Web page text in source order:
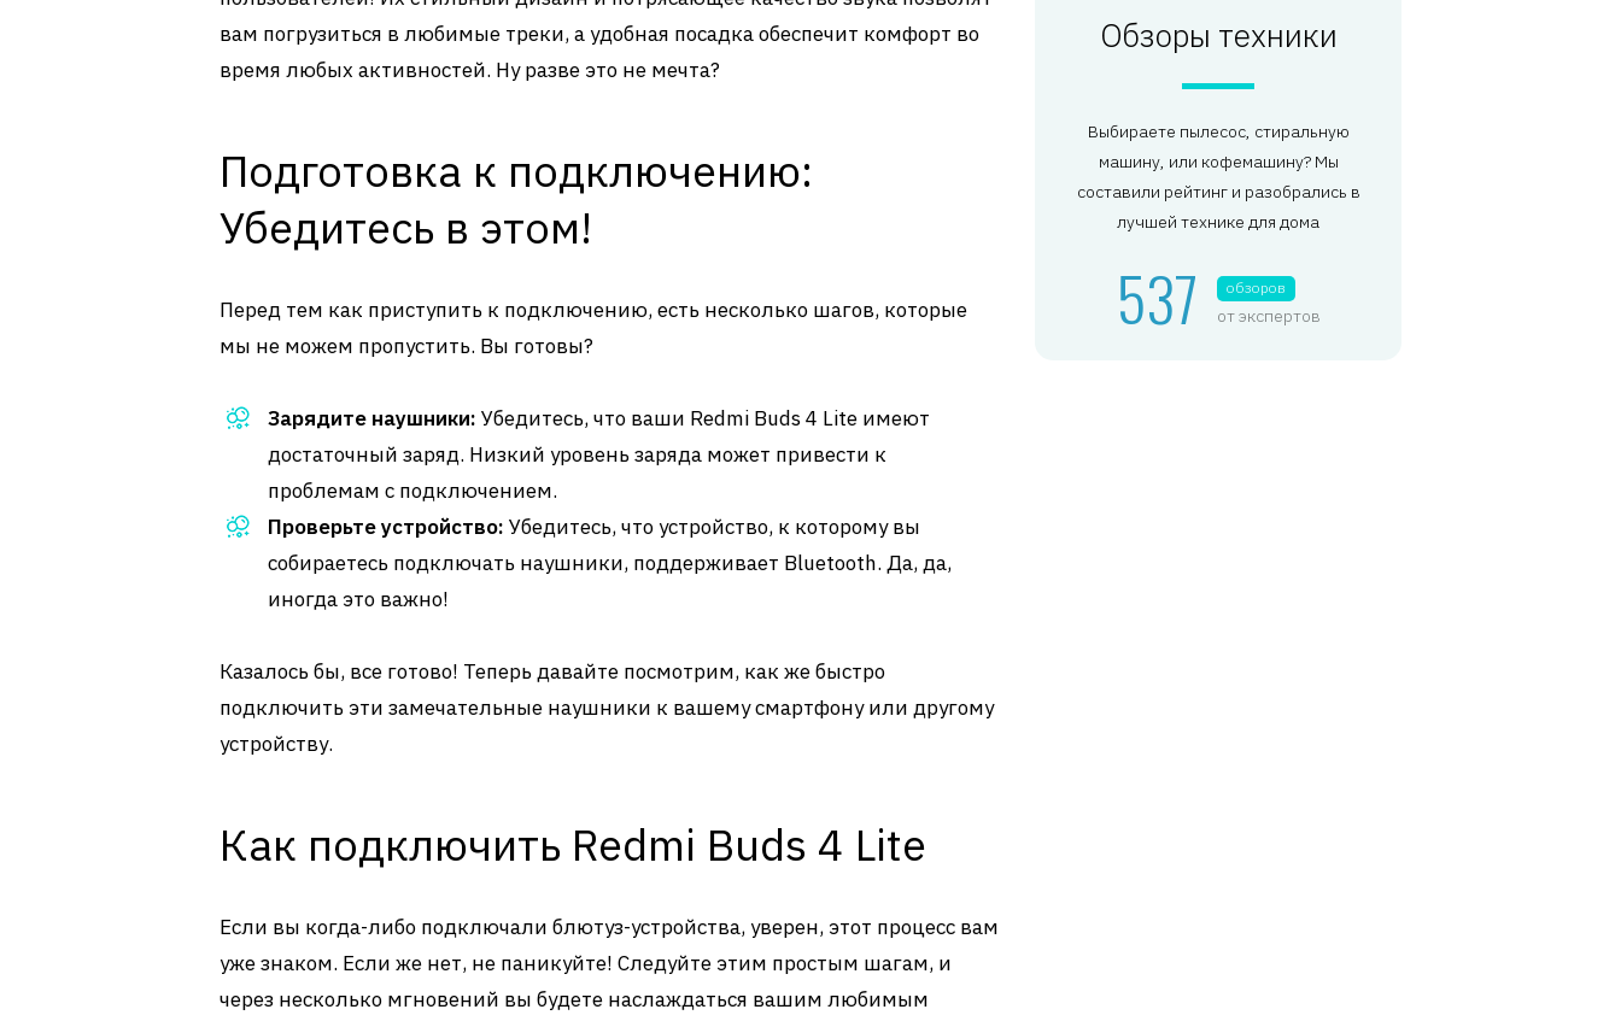
вам погрузиться в любимые треки, а удобная посадка обеспечит комфорт во
время любых активностей. Ну разве это не мечта?
Подготовка к подключению:
Убедитесь в этом!
Перед тем как приступить к подключению, есть несколько шагов, которые
мы не можем пропустить. Вы готовы?
Зарядите наушники: Убедитесь, что ваши Redmi Buds 4 Lite имеют
достаточный заряд. Низкий уровень заряда может привести к
проблемам с подключением.
Проверьте устройство: Убедитесь, что устройство, к которому вы
собираетесь подключать наушники, поддерживает Bluetooth. Да, да,
иногда это важно!
Казалось бы, все готово! Теперь давайте посмотрим, как же быстро
подключить эти замечательные наушники к вашему смартфону или другому
устройству.
Как подключить Redmi Buds 4 Lite
Если вы когда-либо подключали блютуз-устройства, уверен, этот процесс вам
уже знаком. Если же нет, не паникуйте! Следуйте этим простым шагам, и
через несколько мгновений вы будете наслаждаться вашим любимым
Обзоры техники
Выбираете пылесос, стиральную
машину, или кофемашину? Мы
составили рейтинг и разобрались в
лучшей технике для дома
537 обзоров
от экспертов